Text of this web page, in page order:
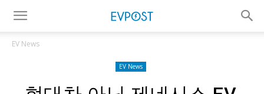
EV News
EV News